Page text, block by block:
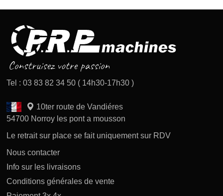
Tel : 03 83 82 34 50 ( 14h30-17h30 )
10ter route de Vandiéres
54700 Norroy les pont a mousson
Le retrait sur place se fait uniquement sur RDV
Nous contacter
Info sur les livraisons
Conditions générales de vente